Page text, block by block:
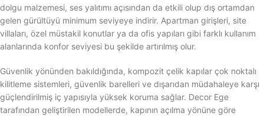
dolgu malzemesi, ses yalıtımı açısından da etkili olup dış ortamdan
gelen gürültüyü minimum seviyeye indirir. Apartman girişleri, site
villaları, özel müstakil konutlar ya da ofis yapıları gibi farklı kullanım
alanlarında konfor seviyesi bu şekilde artırılmış olur.
Güvenlik yönünden bakıldığında, kompozit çelik kapılar çok noktalı
kilitleme sistemleri, güvenlik barelleri ve dışarıdan müdahaleye karşı
güçlendirilmiş iç yapısıyla yüksek koruma sağlar. Decor Ege
tarafından geliştirilen modellerde, kapının açılma yönüne göre